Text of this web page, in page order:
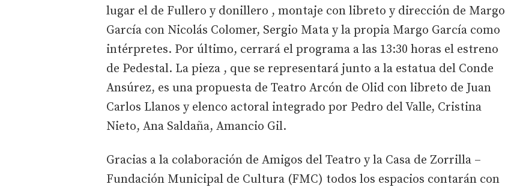
lugar el de Fullero y donillero , montaje con libreto y dirección de Margo
García con Nicolás Colomer, Sergio Mata y la propia Margo García como
intérpretes. Por último, cerrará el programa a las 13:30 horas el estreno
de Pedestal. La pieza , que se representará junto a la estatua del Conde
Ansúrez, es una propuesta de Teatro Arcón de Olid con libreto de Juan
Carlos Llanos y elenco actoral integrado por Pedro del Valle, Cristina
Nieto, Ana Saldaña, Amancio Gil.
Gracias a la colaboración de Amigos del Teatro y la Casa de Zorrilla –
Fundación Municipal de Cultura (FMC) todos los espacios contarán con